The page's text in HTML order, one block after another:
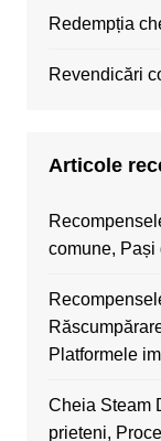
Redempția
Revendicări
Articole
comune, Pași
Platformele
Cheia Steam
prieteni,